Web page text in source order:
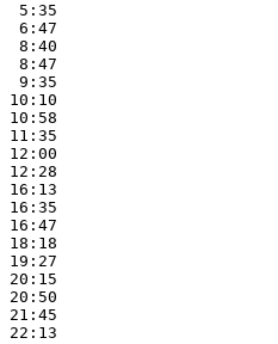
5:35
6:47
8:40
8:47
9:35
10:10
10:58
11:35
12:00
12:28
16:13
16:35
16:47
18:18
19:27
20:15
20:50
21:45
22:13